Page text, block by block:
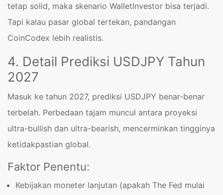
tetap solid, maka skenario WalletInvestor bisa terjadi.
Tapi kalau pasar global tertekan, pandangan
CoinCodex lebih realistis.
4. Detail Prediksi USDJPY Tahun
2027
Masuk ke tahun 2027, prediksi USDJPY benar-benar
terbelah. Perbedaan tajam muncul antara proyeksi
ultra-bullish dan ultra-bearish, mencerminkan tingginya
ketidakpastian global.
Faktor Penentu:
Kebijakan moneter lanjutan (apakah The Fed mulai